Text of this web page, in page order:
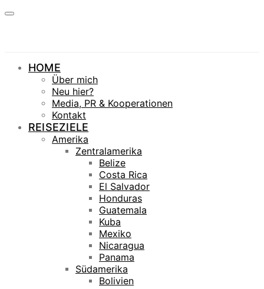
HOME
Über mich
Neu hier?
Media, PR & Kooperationen
Kontakt
REISEZIELE
Amerika
Zentralamerika
Belize
Costa Rica
El Salvador
Honduras
Guatemala
Kuba
Mexiko
Nicaragua
Panama
Südamerika
Bolivien